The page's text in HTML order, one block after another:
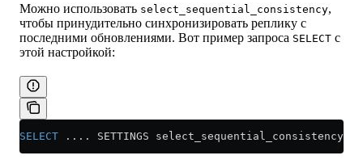
Можно использовать select_sequential_consistency,
чтобы принудительно синхронизировать реплику с
последними обновлениями. Вот пример запроса SELECT с
этой настройкой:
SELECT .... SETTINGS select_sequential_consistency